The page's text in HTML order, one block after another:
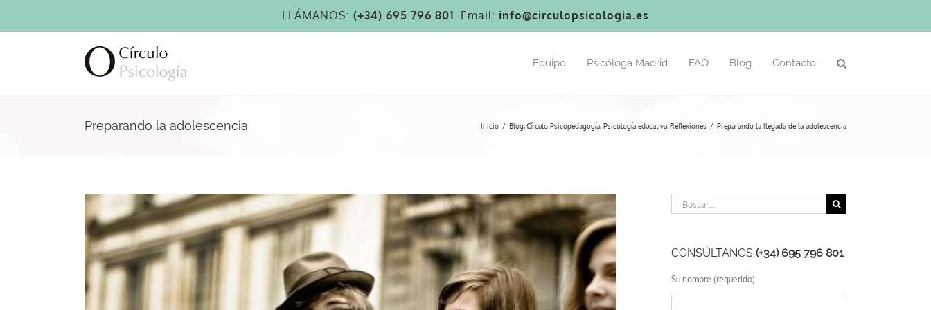
contenido
LLÁMANOS: (+34) 695 796 801 - Email: info@circulopsicologia.es
Equipo Psicóloga Madrid FAQ Blog Contacto
Preparando la adolescencia Inicio Blog Círculo Psicopedagogía Psicología educativa Reflexiones Preparando la llegada de la adolescencia
Buscar:
CONSÚLTANOS (+34) 695 796 801
Su nombre (requerido)